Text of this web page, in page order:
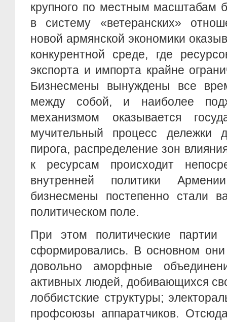
крупного по местным масштабам
в систему «ветеранских»
новой армянской экономики
конкурентной среде, где
экспорта и импорта крайне
Бизнесмены вынуждены все
между собой, и наиболее
механизмом оказывается
мучительный процесс дележки
пирога, распределение зон
к ресурсам происходит
внутренней политики
бизнесмены постепенно стали
политическом поле.
При этом политические
сформировались. В основном
довольно аморфные
активных людей, добивающихся
лоббистские структуры;
профсоюзы аппаратчиков.